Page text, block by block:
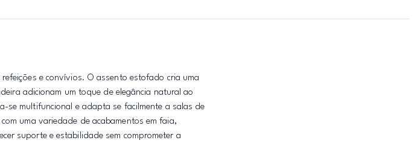
e convívios. O assento estofado cria uma
adicionam um toque de elegância natural ao
se multifuncional e adapta se facilmente a salas de
uma variedade de acabamentos em faia,
suporte e estabilidade sem comprometer a